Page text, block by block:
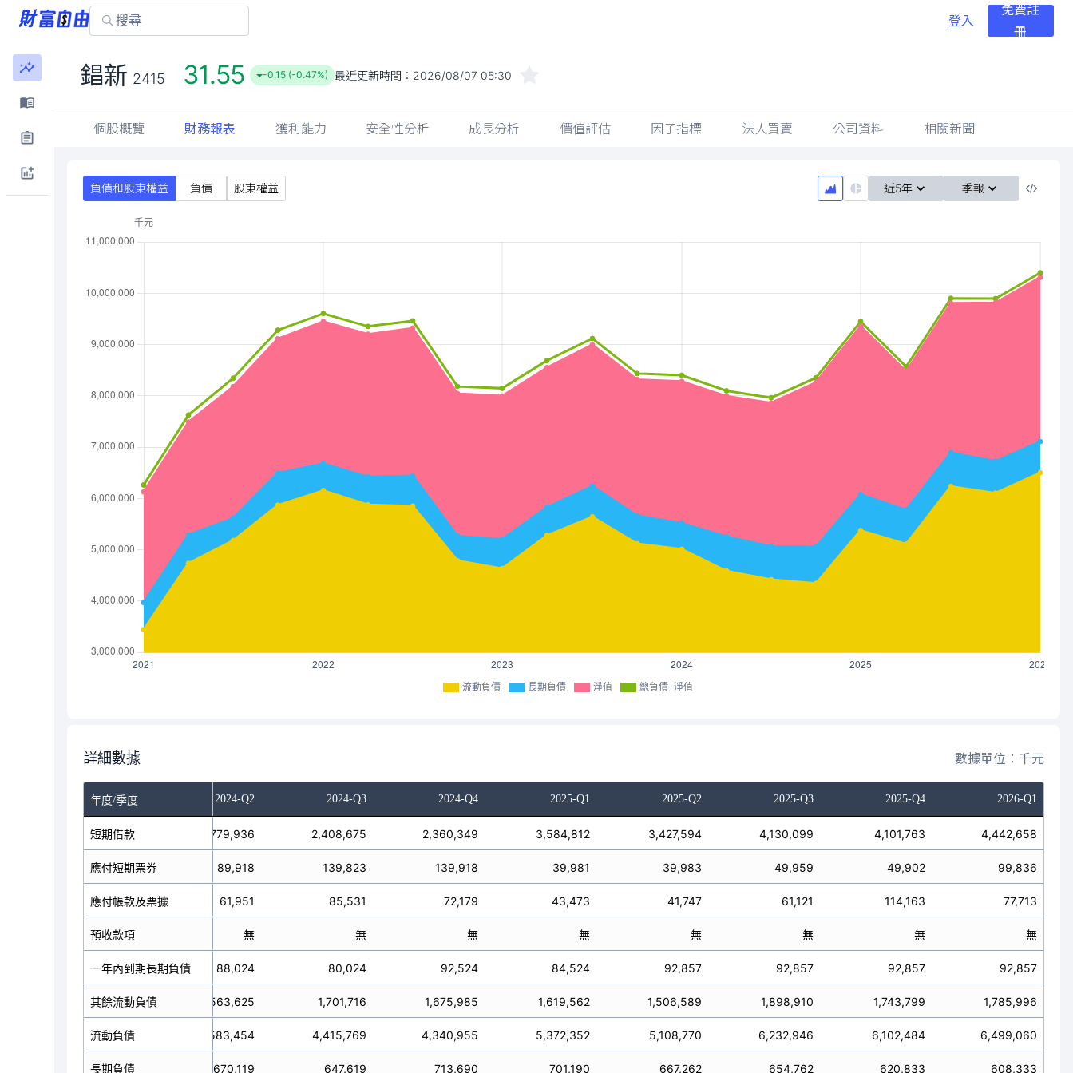
登入
免費註
冊
錩新 2415 31.55 -0.15 (-0.47%) 最近更新時間： 2026/08/07 05:30
個股概覽 財務報表 獲利能力 安全性分析 成長分析 價值評估 因子指標 法人買賣 公司資料 相關新聞
負債和股東權益 負債 股東權益 近5年 季報
流動負債 長期負債 淨值 總負債+淨值
詳細數據 數據單位：千元
年度/季度
2024-Q1 2024-Q2 2024-Q3 2024-Q4 2025-Q1 2025-Q2 2025-Q3 2025-Q4 2026-Q1
短期借款
應付短期票券
應付帳款及票據
預收款項
一年內到期長期負債
其餘流動負債
流動負債
長期負債
2,832,431 2,779,936 2,408,675 2,360,349 3,584,812 3,427,594 4,130,099 4,101,763 4,442,658
89,902 89,918 139,823 139,918 39,981 39,983 49,959 49,902 99,836
43,724 61,951 85,531 72,179 43,473 41,747 61,121 114,163 77,713
無 無 無 無 無 無 無 無 無
95,850 88,024 80,024 92,524 84,524 92,857 92,857 92,857 92,857
1,944,966 1,563,625 1,701,716 1,675,985 1,619,562 1,506,589 1,898,910 1,743,799 1,785,996
5,006,873 4,583,454 4,415,769 4,340,955 5,372,352 5,108,770 6,232,946 6,102,484 6,499,060
505,714 670,119 647,619 713,690 701,190 667,262 654,762 620,833 608,333